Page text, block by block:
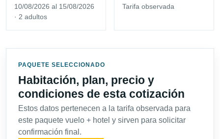
10/08/2026 al 15/08/2026
· 2 adultos
Tarifa observada
PAQUETE SELECCIONADO
Habitación, plan, precio y
condiciones de esta cotización
Estos datos pertenecen a la tarifa observada para
este paquete vuelo + hotel y sirven para solicitar
confirmación final.